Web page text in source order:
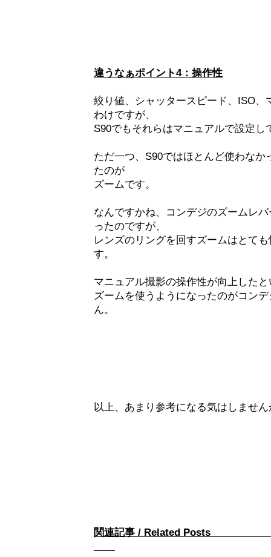
違うなぁポイント4：操作性
絞り値、シャッタースピード、ISO
わけですが、
S90でもそれらはマニュアルで設定し
ただ一つ、S90ではほとんど使わな
たのが
ズームです。
なんですかね、コンデジのズームレ
ったのですが、
レンズのリングを回すズームはとて
す。
マニュアル撮影の操作性が向上した
ズームを使うようになったのがコン
ん。
以上、あまり参考になる気はしませ
関連記事 /